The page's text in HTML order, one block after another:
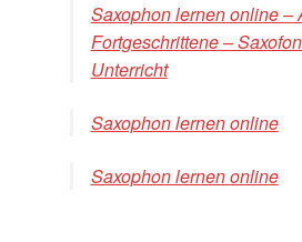
Saxophon lernen online –
Fortgeschrittene –
Unterricht
Saxophon lernen online
Saxophon lernen online